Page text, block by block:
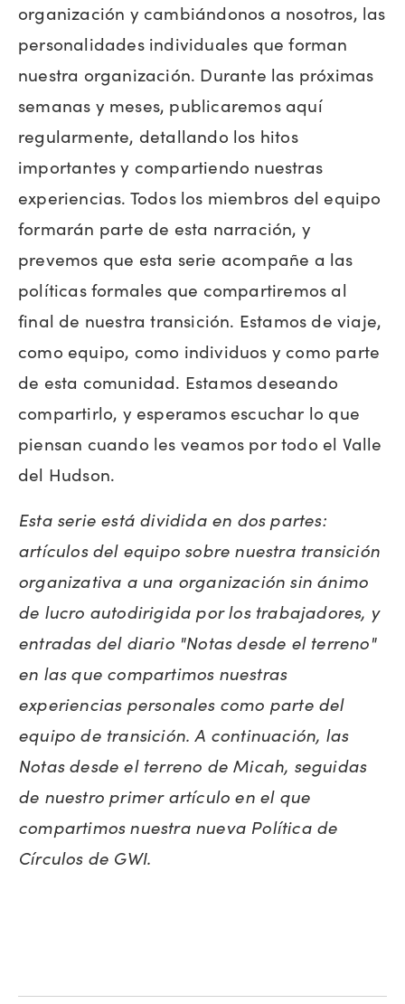
organización y cambiándonos a nosotros, las
personalidades individuales que forman
nuestra organización. Durante las próximas
semanas y meses, publicaremos aquí
regularmente, detallando los hitos
importantes y compartiendo nuestras
experiencias. Todos los miembros del equipo
formarán parte de esta narración, y
prevemos que esta serie acompañe a las
políticas formales que compartiremos al
final de nuestra transición. Estamos de viaje,
como equipo, como individuos y como parte
de esta comunidad. Estamos deseando
compartirlo, y esperamos escuchar lo que
piensan cuando les veamos por todo el Valle
del Hudson.
Esta serie está dividida en dos partes:
artículos del equipo sobre nuestra transición
organizativa a una organización sin ánimo
de lucro autodirigida por los trabajadores, y
entradas del diario "Notas desde el terreno"
en las que compartimos nuestras
experiencias personales como parte del
equipo de transición. A continuación, las
Notas desde el terreno de Micah, seguidas
de nuestro primer artículo en el que
compartimos nuestra nueva Política de
Círculos de GWI.